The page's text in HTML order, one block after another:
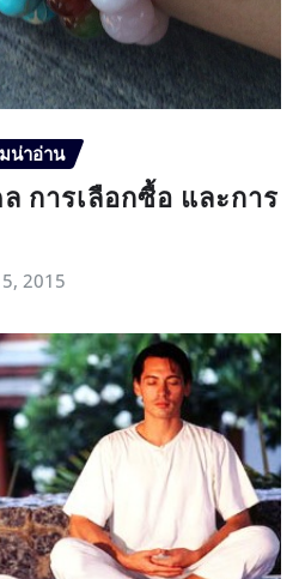
น่าอ่าน
การเลือกซื้อ และการ
2015